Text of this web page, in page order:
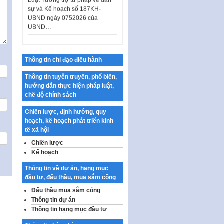
sự và Kế hoạch số 187KH-
UBND ngày 0752026 của
UBND…
Ban hành Danh mục vị trí khai
thành phố Hà Nội
Kế hoạch Tổ chức Cuộc thi
chính luận về bảo vệ nền tảng tư
tưởng của Đảng…
Công bố công khai dự toán kinh
phí xây dựng pháp luật, hoàn
thiện thể chế, chính…
Quy định về nghiên cứu, ứng
dụng khoa học, công nghệ, đổi
mới sáng tạo và chuyển…
Quy định chi tiết và hướng dẫn
thi hành một số điều của Luật Lý
lịch tư…
Sửa đổi, bổ sung một số nội
dung tại Nghị quyết số 30/NQ-
CP ngày 24 tháng 02…
Thông tin chỉ đạo điều hành
Thông tin tuyên truyền, phổ biến,
hướng dẫn thực hiện pháp luật,
chế độ chính sách
Chiến lược, định hướng, quy
hoạch, kế hoạch phát triển kinh
tế xã hội
Chiến lược
Kế hoạch
Thông tin về dự án, hạng mục
đầu tư, đấu thầu, mua sắm công
Đấu thầu mua sắm công
Thông tin dự án
Thông tin hạng mục đầu tư